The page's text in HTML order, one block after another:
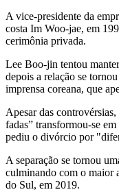
A vice-presidente da
costa Im Woo-jae, em
cerimônia privada.
Lee Boo-jin tentou
depois a relação se
imprensa coreana, que
Apesar das
fadas” transformou-se
pediu o divórcio por
A separação se tornou
culminando com o maior
do Sul, em 2019.